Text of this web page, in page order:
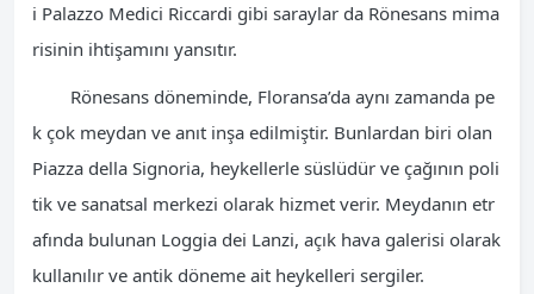
i Palazzo Medici Riccardi gibi saraylar da Rönesans mima
risinin ihtişamını yansıtır.
Rönesans döneminde, Floransa’da aynı zamanda pe
k çok meydan ve anıt inşa edilmiştir. Bunlardan biri olan
Piazza della Signoria, heykellerle süslüdür ve çağının poli
tik ve sanatsal merkezi olarak hizmet verir. Meydanın etr
afında bulunan Loggia dei Lanzi, açık hava galerisi olarak
kullanılır ve antik döneme ait heykelleri sergiler.